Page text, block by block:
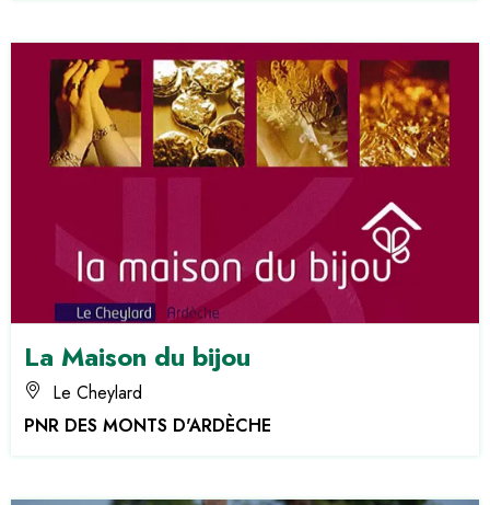
La Maison du bijou
Le Cheylard
PNR DES MONTS D'ARDÈCHE